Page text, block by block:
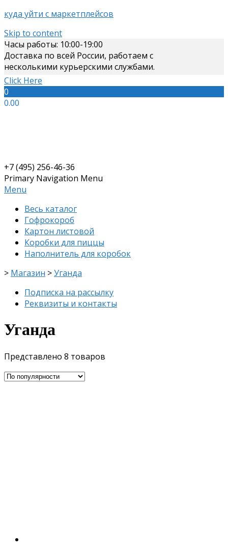
куда уйти с маркетплейсов
Skip to content
Часы работы: 10:00-19:00
Доставка по всей России, работаем с
несколькими курьерскими службами.
Click Here
0
0.00
+7 (495) 256-46-36
Primary Navigation Menu
Menu
Весь каталог
Гофрокороб
Картон листовой
Коробки для пиццы
Наполнитель для коробок
> Магазин >Уганда
Подписка на рассылку
Реквизиты и контакты
Уганда
Представлено 8 товаров